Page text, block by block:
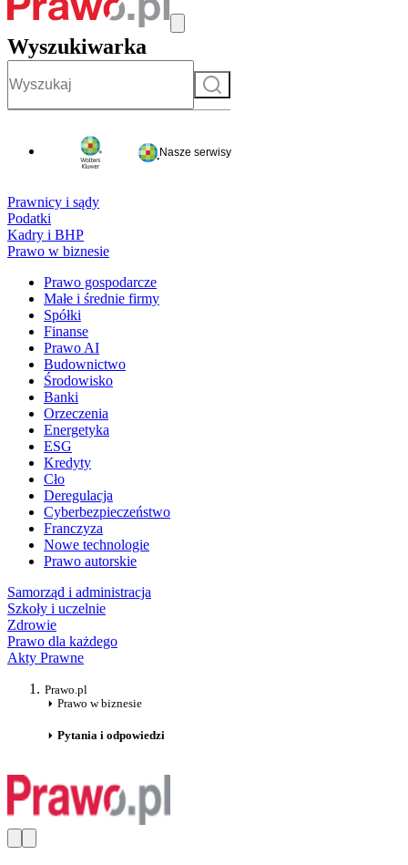
Wyszukiwarka
Szukaj
Nasze serwisy
Prawnicy i sądy
Podatki
Kadry i BHP
Prawo w biznesie
Prawo gospodarcze
Małe i średnie firmy
Spółki
Finanse
Prawo AI
Budownictwo
Środowisko
Banki
Orzeczenia
Energetyka
ESG
Kredyty
Cło
Deregulacja
Cyberbezpieczeństwo
Franczyza
Nowe technologie
Prawo autorskie
Samorząd i administracja
Szkoły i uczelnie
Zdrowie
Prawo dla każdego
Akty Prawne
Prawo.pl
Prawo w biznesie
Pytania i odpowiedzi